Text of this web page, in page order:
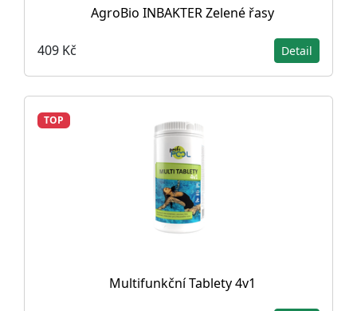
AgroBio INBAKTER Zelené řasy
409 Kč Detail
TOP
Multifunkční Tablety 4v1